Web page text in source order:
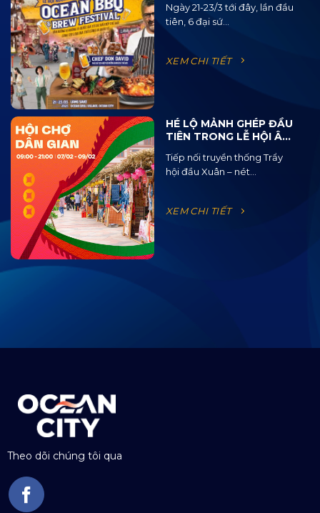
120 Loại Bia Thủ Công
Ngày 21-23/3 tới đây, lần đầu
tiên, 6 đại sứ...
XEM CHI TIẾT
HÉ LỘ MẢNH GHÉP ĐẦU
TIÊN TRONG LỄ HỘI ÂM
OCEAN JAM 2025
Tiếp nối truyền thống Trẩy
hội đầu Xuân – nét...
XEM CHI TIẾT
Theo dõi chúng tôi qua